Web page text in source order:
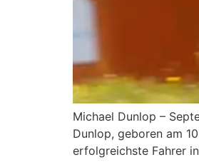
Michael Dunlop –
Dunlop, geboren am
erfolgreichste Fahrer